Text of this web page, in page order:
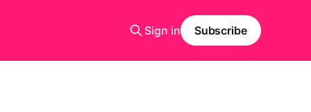
Sign in Subscribe